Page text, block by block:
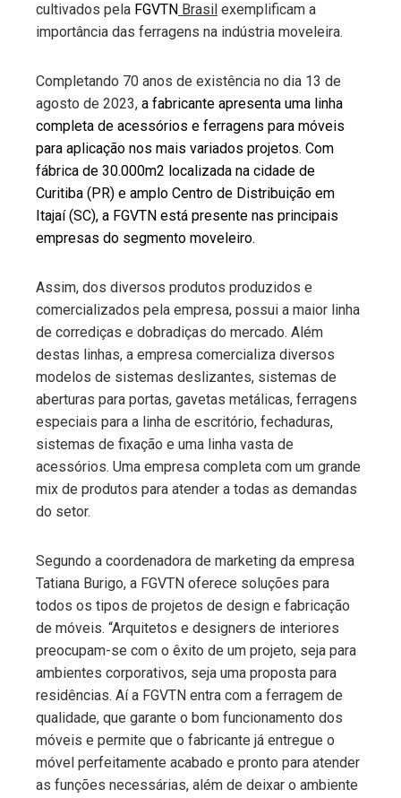
cultivados pela FGVTN Brasil exemplificam a
importância das ferragens na indústria moveleira.
Completando 70 anos de existência no dia 13 de
agosto de 2023, a fabricante apresenta uma linha
completa de acessórios e ferragens para móveis
para aplicação nos mais variados projetos. Com
fábrica de 30.000m2 localizada na cidade de
Curitiba (PR) e amplo Centro de Distribuição em
Itajaí (SC), a FGVTN está presente nas principais
empresas do segmento moveleiro.
Assim, dos diversos produtos produzidos e
comercializados pela empresa, possui a maior linha
de corrediças e dobradiças do mercado. Além
destas linhas, a empresa comercializa diversos
modelos de sistemas deslizantes, sistemas de
aberturas para portas, gavetas metálicas, ferragens
especiais para a linha de escritório, fechaduras,
sistemas de fixação e uma linha vasta de
acessórios. Uma empresa completa com um grande
mix de produtos para atender a todas as demandas
do setor.
Segundo a coordenadora de marketing da empresa
Tatiana Burigo, a FGVTN oferece soluções para
todos os tipos de projetos de design e fabricação
de móveis. “Arquitetos e designers de interiores
preocupam-se com o êxito de um projeto, seja para
ambientes corporativos, seja uma proposta para
residências. Aí a FGVTN entra com a ferragem de
qualidade, que garante o bom funcionamento dos
móveis e permite que o fabricante já entregue o
móvel perfeitamente acabado e pronto para atender
as funções necessárias, além de deixar o ambiente